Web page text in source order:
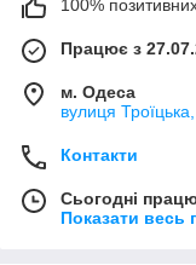
100% позитивних
Працює з
м. Одеса
вулиця
Контакти
Сьогодні
Показати весь